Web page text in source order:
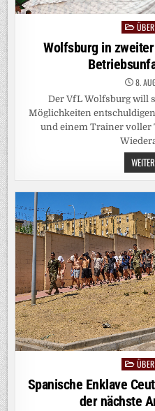
Posted
Wolfsburg in
8.
Der VfL Wolfsburg will
Möglichkeiten
und einem Trainer voller
Posted
Spanische Enklave
der nächste